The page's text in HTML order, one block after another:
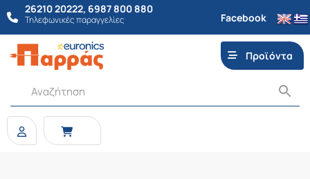
26210 20222, 6987 800 880
Τηλεφωνικές παραγγελίες Facebook
Προϊόντα